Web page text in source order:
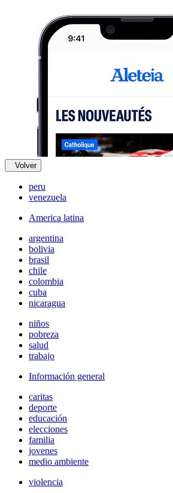
Volver
peru
venezuela
America latina
argentina
bolivia
brasil
chile
colombia
cuba
nicaragua
niños
pobreza
salud
trabajo
Información general
caritas
deporte
educación
elecciones
familia
jovenes
medio ambiente
violencia